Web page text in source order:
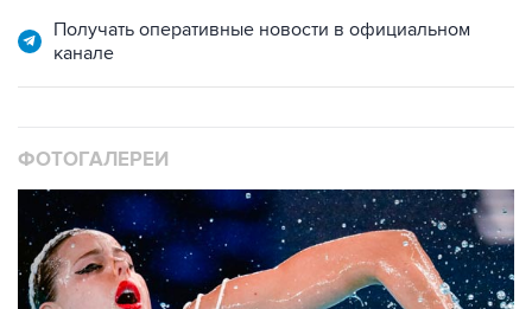
Получать оперативные новости в официальном
канале
ФОТОГАЛЕРЕИ